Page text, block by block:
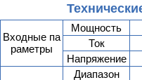
Входные па
раметры
Мощность
Ток
Напряжение
Диапазон